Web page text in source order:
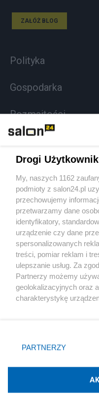
ZAŁÓŻ BLOG
Polityka
Gospodarka
Rozmaitości
Sport
Społeczeństwo
Kultura
X Facebook
Technologię
Drogi
My, naszych 1162
podmioty z salon24.pl
przechowujemy
przetwarzamy dane
identyfikatory,
urządzenie czy dane
spersonalizowanych
treści, pomiar reklam i
ulepszanie usług. Za
Partnerzy możemy
geolokalizacyjnych oraz
charakterystykę
zmienić/wycofać
znajdujący się w lewym
rodzaje przetwarzania
użytkownika, ale masz
przetwarzaniu.
PARTNERZY